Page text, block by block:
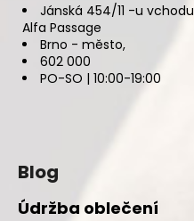
Jánská 454/11 -u vchodu
Alfa Passage
Brno - město,
602 000
PO-SO | 10:00-19:00
Blog
Údržba oblečení